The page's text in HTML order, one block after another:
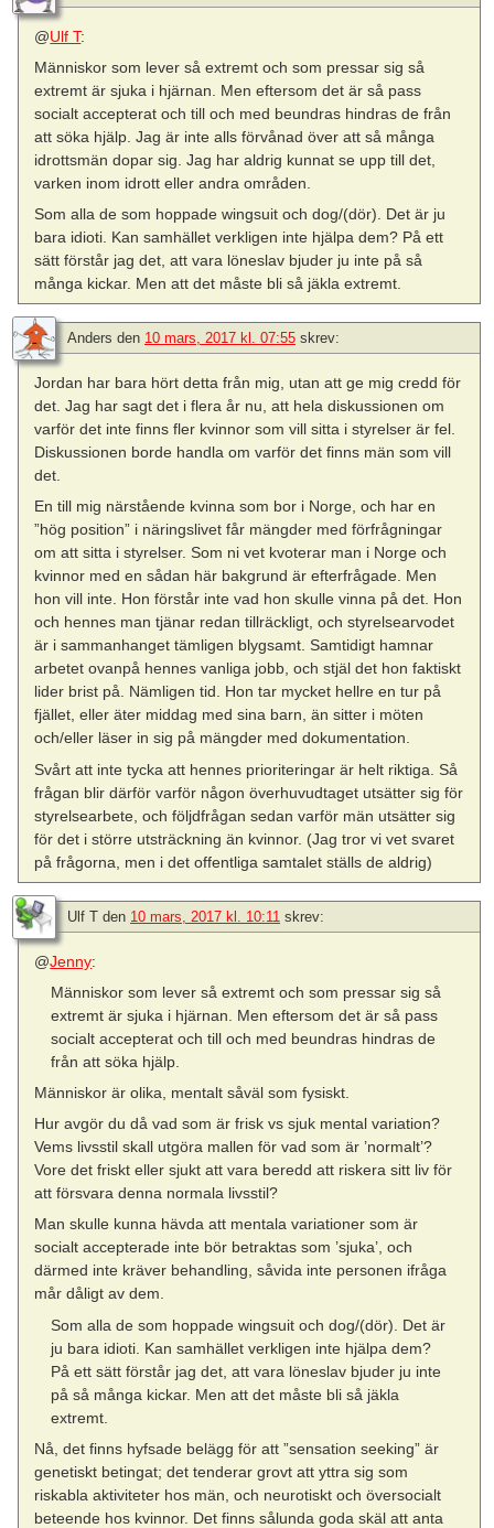
@Ulf T:
Människor som lever så extremt och som pressar sig så
extremt är sjuka i hjärnan. Men eftersom det är så pass
socialt accepterat och till och med beundras hindras de från
att söka hjälp. Jag är inte alls förvånad över att så många
idrottsmän dopar sig. Jag har aldrig kunnat se upp till det,
varken inom idrott eller andra områden.
Som alla de som hoppade wingsuit och dog/(dör). Det är ju
bara idioti. Kan samhället verkligen inte hjälpa dem? På ett
sätt förstår jag det, att vara löneslav bjuder ju inte på så
många kickar. Men att det måste bli så jäkla extremt.
Anders den 10 mars, 2017 kl. 07:55 skrev:
Jordan har bara hört detta från mig, utan att ge mig credd för
det. Jag har sagt det i flera år nu, att hela diskussionen om
varför det inte finns fler kvinnor som vill sitta i styrelser är fel.
Diskussionen borde handla om varför det finns män som vill
det.
En till mig närstående kvinna som bor i Norge, och har en
”hög position” i näringslivet får mängder med förfrågningar
om att sitta i styrelser. Som ni vet kvoterar man i Norge och
kvinnor med en sådan här bakgrund är efterfrågade. Men
hon vill inte. Hon förstår inte vad hon skulle vinna på det. Hon
och hennes man tjänar redan tillräckligt, och styrelsearvodet
är i sammanhanget tämligen blygsamt. Samtidigt hamnar
arbetet ovanpå hennes vanliga jobb, och stjäl det hon faktiskt
lider brist på. Nämligen tid. Hon tar mycket hellre en tur på
fjället, eller äter middag med sina barn, än sitter i möten
och/eller läser in sig på mängder med dokumentation.
Svårt att inte tycka att hennes prioriteringar är helt riktiga. Så
frågan blir därför varför någon överhuvudtaget utsätter sig för
styrelsearbete, och följdfrågan sedan varför män utsätter sig
för det i större utsträckning än kvinnor. (Jag tror vi vet svaret
på frågorna, men i det offentliga samtalet ställs de aldrig)
Ulf T den 10 mars, 2017 kl. 10:11 skrev:
@Jenny:
Människor som lever så extremt och som pressar sig så
extremt är sjuka i hjärnan. Men eftersom det är så pass
socialt accepterat och till och med beundras hindras de
från att söka hjälp.
Människor är olika, mentalt såväl som fysiskt.
Hur avgör du då vad som är frisk vs sjuk mental variation?
Vems livsstil skall utgöra mallen för vad som är ’normalt’?
Vore det friskt eller sjukt att vara beredd att riskera sitt liv för
att försvara denna normala livsstil?
Man skulle kunna hävda att mentala variationer som är
socialt accepterade inte bör betraktas som ’sjuka’, och
därmed inte kräver behandling, såvida inte personen ifråga
mår dåligt av dem.
Som alla de som hoppade wingsuit och dog/(dör). Det är
ju bara idioti. Kan samhället verkligen inte hjälpa dem?
På ett sätt förstår jag det, att vara löneslav bjuder ju inte
på så många kickar. Men att det måste bli så jäkla
extremt.
Nå, det finns hyfsade belägg för att ”sensation seeking” är
genetiskt betingat; det tenderar grovt att yttra sig som
riskabla aktiviteter hos män, och neurotiskt och översocialt
beteende hos kvinnor. Det finns sålunda goda skäl att anta